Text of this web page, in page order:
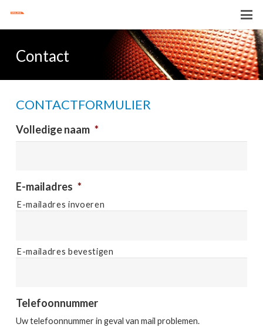
Contact
CONTACTFORMULIER
Volledige naam *
E-mailadres *
E-mailadres invoeren
E-mailadres bevestigen
Telefoonnummer
Uw telefoonnummer in geval van mail problemen.